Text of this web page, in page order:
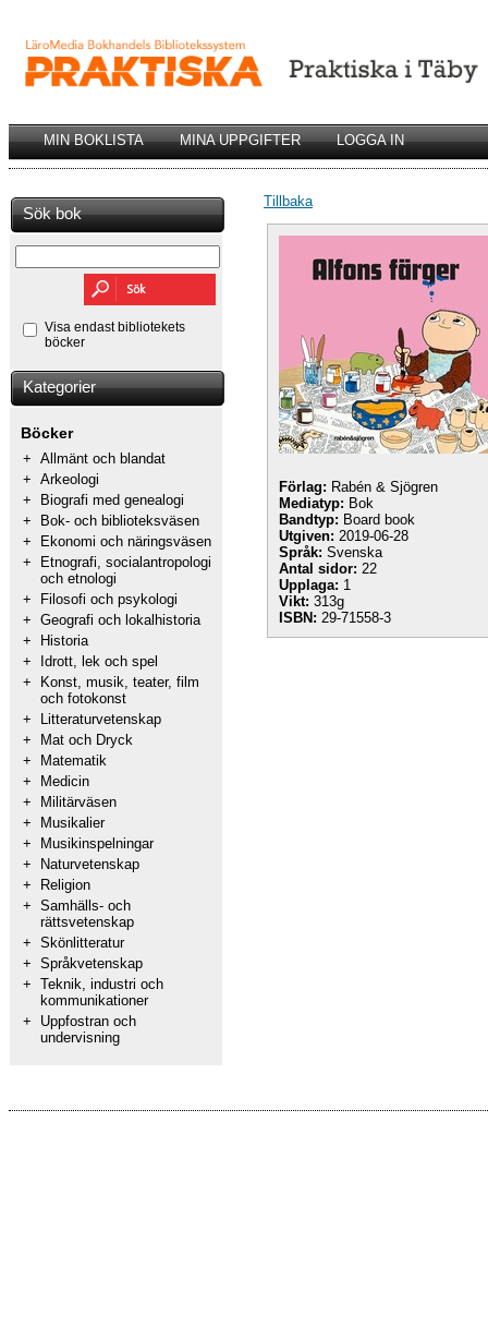
MIN BOKLISTA MINA UPPGIFTER LOGGA IN
Sök bok
Visa endast bibliotekets
böcker
Kategorier
Böcker
+ Allmänt och blandat
+ Arkeologi
+
Biografi med genealogi
+
Bok- och biblioteksväsen
+
Ekonomi och näringsväsen
+
Etnografi, socialantropologi
och etnologi
+
Filosofi och psykologi
+ Geografi och lokalhistoria
+
Historia
+
Idrott, lek och spel
+
Konst, musik, teater, film
och fotokonst
+
Litteraturvetenskap
+
Mat och Dryck
+
Matematik
+
Medicin
+
Militärväsen
+
Musikalier
+
Musikinspelningar
+
Naturvetenskap
+
Religion
+ Samhälls- och
rättsvetenskap
+ Skönlitteratur
+ Språkvetenskap
+ Teknik, industri och
kommunikationer
+
Uppfostran och
undervisning
Tillbaka
Förlag: Rabén & Sjögren
Mediatyp: Bok
Bandtyp: Board book
Utgiven: 2019-06-28
Språk: Svenska
Antal sidor: 22
Upplaga: 1
Vikt: 313g
ISBN: 29-71558-3